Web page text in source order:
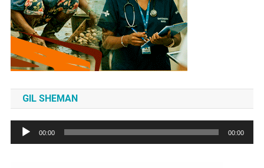
GIL SHEMAN
Tocador
00:00 00:00